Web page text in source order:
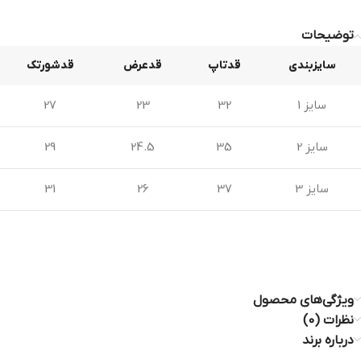
توضیحات
سایزبندی قدتاپ قد‌عرض قدشورتک
سایز 1 32
23
27
سایز 2 35
24.5
29
سایز 3 37
26
31
ویژگی‌های محصول
نظرات (0)
درباره برند